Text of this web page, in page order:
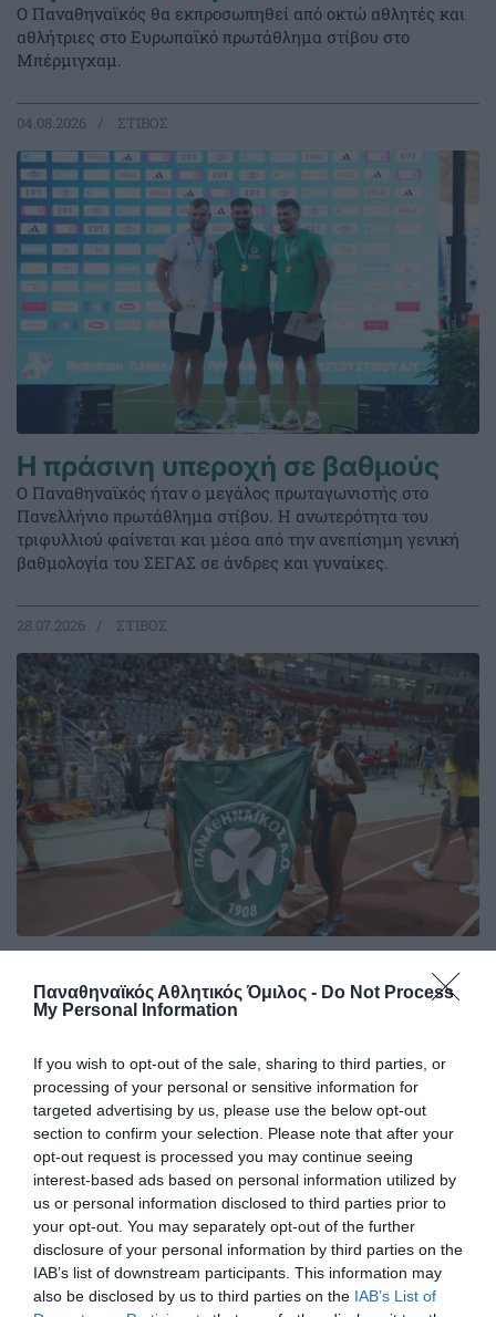
Παναθηναϊκός Αθλητικός Όμιλος - Do Not Process
My Personal Information
If you wish to opt-out of the sale, sharing to third parties, or
processing of your personal or sensitive information for
targeted advertising by us, please use the below opt-out
section to confirm your selection. Please note that after your
opt-out request is processed you may continue seeing
interest-based ads based on personal information utilized by
us or personal information disclosed to third parties prior to
your opt-out. You may separately opt-out of the further
disclosure of your personal information by third parties on the
IAB’s list of downstream participants. This information may
also be disclosed by us to third parties on the IAB’s List of
Ο Παναθηναϊκός θα εκπροσωπηθεί από οκτώ αθλητές και
αθλήτριες στο Ευρωπαϊκό πρωτάθλημα στίβου στο
Μπέρμιγχαμ.
04.08.2026 ΣΤΙΒΟΣ
Η πράσινη υπεροχή σε βαθμούς
Ο Παναθηναϊκός ήταν ο μεγάλος πρωταγωνιστής στο
Πανελλήνιο πρωτάθλημα στίβου. Η ανωτερότητα του
τριφυλλιού φαίνεται και μέσα από την ανεπίσημη γενική
βαθμολογία του ΣΕΓΑΣ σε άνδρες και γυναίκες.
28.07.2026 ΣΤΙΒΟΣ
Παναθηναϊκός!
Ο πρωταθλητής Ελλάδας στους άνδρες και δευτεραθλητής
σύλλογος της χώρας στον ανοικτό στίβο, στον άτυπο πίνακα
με τα κερδισμένα μετάλλια!
27.07.2026 ΣΤΙΒΟΣ